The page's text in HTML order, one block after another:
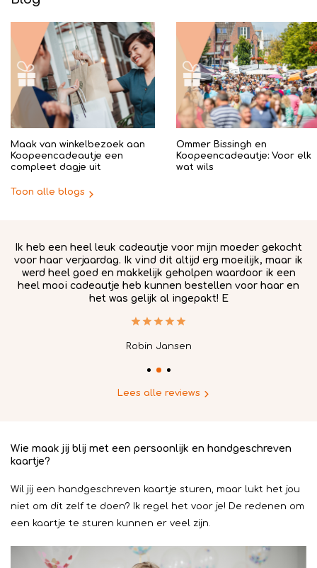
Maak van winkelbezoek aan
Koopeencadeautje een
compleet dagje uit
Ommer Bissingh en
Koopeencadeautje: Voor elk
wat wils
Toon alle blogs
Ik heb een heel leuk cadeautje voor mijn moeder gekocht
voor haar verjaardag. Ik vind dit altijd erg moeilijk, maar ik
werd heel goed en makkelijk geholpen waardoor ik een
heel mooi cadeautje heb kunnen bestellen voor haar en
het was gelijk al ingepakt! E
Robin Jansen
Lees alle reviews
Wie maak jij blij met een persoonlijk en handgeschreven
kaartje?
Wil jij een handgeschreven kaartje sturen, maar lukt het jou
niet om dit zelf te doen? Ik regel het voor je! De redenen om
een kaartje te sturen kunnen er veel zijn.